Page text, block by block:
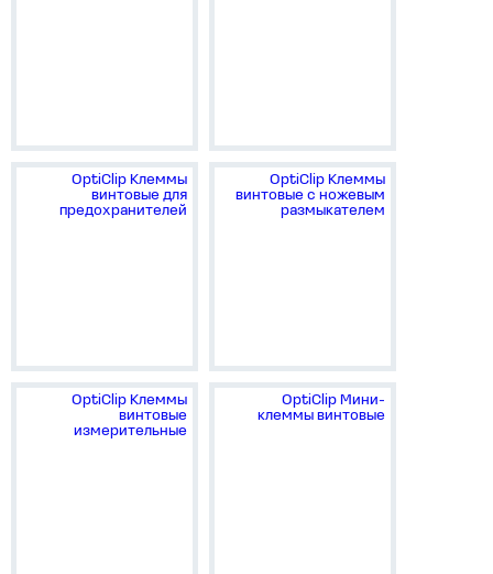
OptiClip Клеммы
винтовые для
предохранителей
OptiClip Клеммы
винтовые с ножевым
размыкателем
OptiClip Клеммы
винтовые
измерительные
OptiClip Мини-
клеммы винтовые